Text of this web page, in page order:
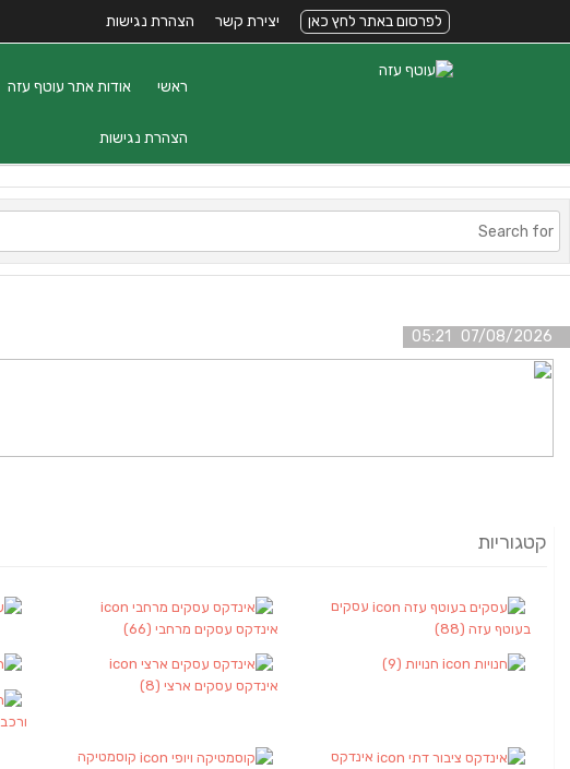
לפרסום באתר לחץ כאן יצירת קשר הצהרת נגישות
ראשי אודות אתר עוטף עזה
הצהרת נגישות
07/08/2026 05:21
קטגוריות
עסקים
בעוטף עזה (88) אינדקס עסקים מרחבי (66)
חנויות (9)
אינדקס עסקים ארצי (8)
ורכב
אינדקס
קוסמטיקה